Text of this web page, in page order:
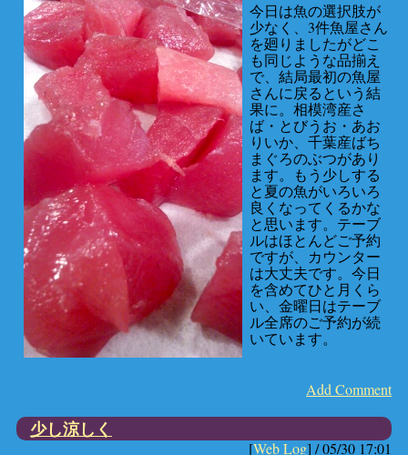
今日は魚の選択肢が
少なく、3件魚屋さん
を廻りましたがどこ
も同じような品揃え
で、結局最初の魚屋
さんに戻るという結
果に。相模湾産さ
ば・とびうお・あお
りいか、千葉産ばち
まぐろのぶつがあり
ます。もう少しする
と夏の魚がいろいろ
良くなってくるかな
と思います。テーブ
ルはほとんどご予約
ですが、カウンター
は大丈夫です。今日
を含めてひと月くら
い、金曜日はテーブ
ル全席のご予約が続
いています。
Add Comment
少し涼しく
[Web Log] /05/30 17:01